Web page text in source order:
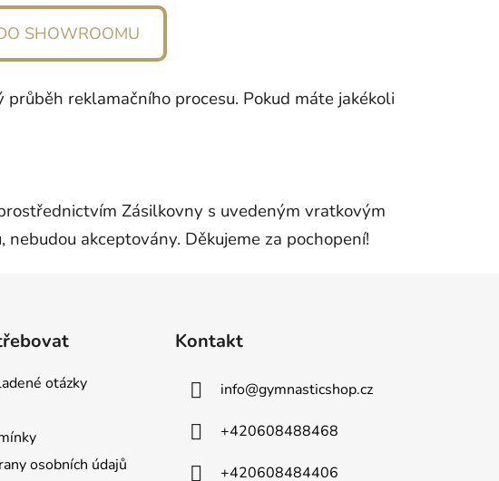
SHOWROOMU
reklamačního procesu. Pokud máte jakékoli
Zásilkovny s uvedeným vratkovým
nebudou akceptovány. Děkujeme za pochopení!
otázky
osobních údajů
Kontakt
info@gymnasticshop.cz
+420608488468
+420608484406